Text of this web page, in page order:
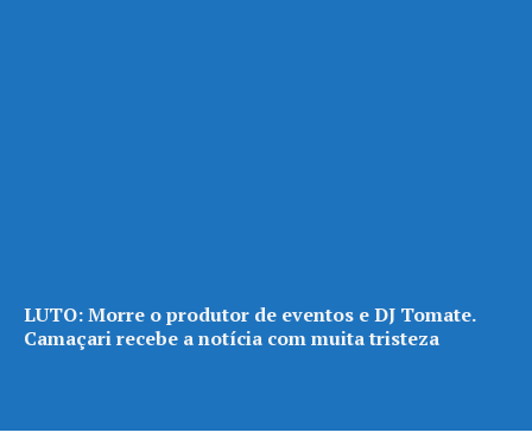
LUTO: Morre o produtor de eventos e DJ Tomate.
Camaçari recebe a notícia com muita tristeza